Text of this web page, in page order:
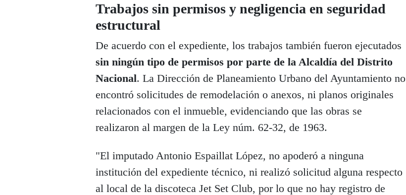
Trabajos sin permisos y negligencia en seguridad
estructural
De acuerdo con el expediente, los trabajos también fueron ejecutados
sin ningún tipo de permisos por parte de la Alcaldía del Distrito
Nacional. La Dirección de Planeamiento Urbano del Ayuntamiento no
encontró solicitudes de remodelación o anexos, ni planos originales
relacionados con el inmueble, evidenciando que las obras se
realizaron al margen de la Ley núm. 62-32, de 1963.
"El imputado Antonio Espaillat López, no apoderó a ninguna
institución del expediente técnico, ni realizó solicitud alguna respecto
al local de la discoteca Jet Set Club, por lo que no hay registro de